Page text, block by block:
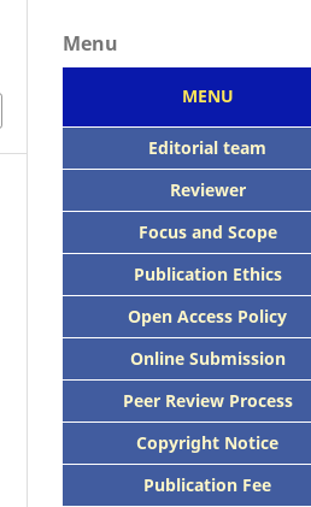
Menu
MENU
Editorial team
Reviewer
Focus and Scope
Publication Ethics
Open Access Policy
Online Submission
Peer Review Process
Copyright Notice
Publication Fee